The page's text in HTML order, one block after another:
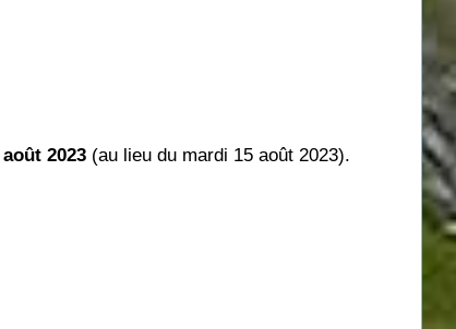
2023 (au lieu du mardi 15 août 2023).